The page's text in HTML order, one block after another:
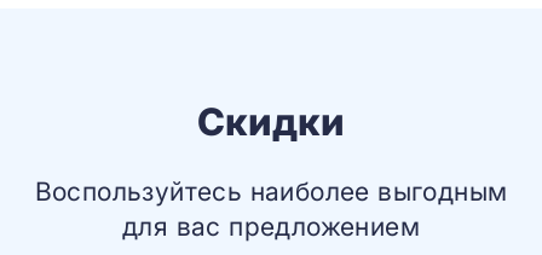
Скидки
Воспользуйтесь наиболее выгодным
для вас предложением